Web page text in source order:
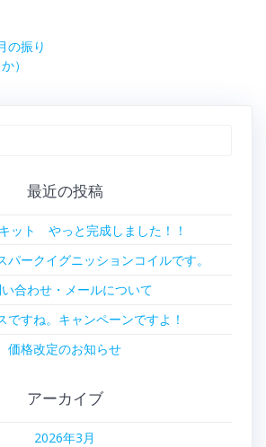
の振り
）
最近の投稿
ット やっと完成しました！！
パークイグニッションコイルです。
合わせ・メールについて
ですね。キャンペーンですよ！
価格改定のお知らせ
アーカイブ
2026年3月